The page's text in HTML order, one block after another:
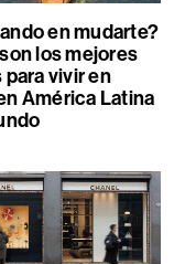
en mudarte?
los mejores
para vivir en
América Latina